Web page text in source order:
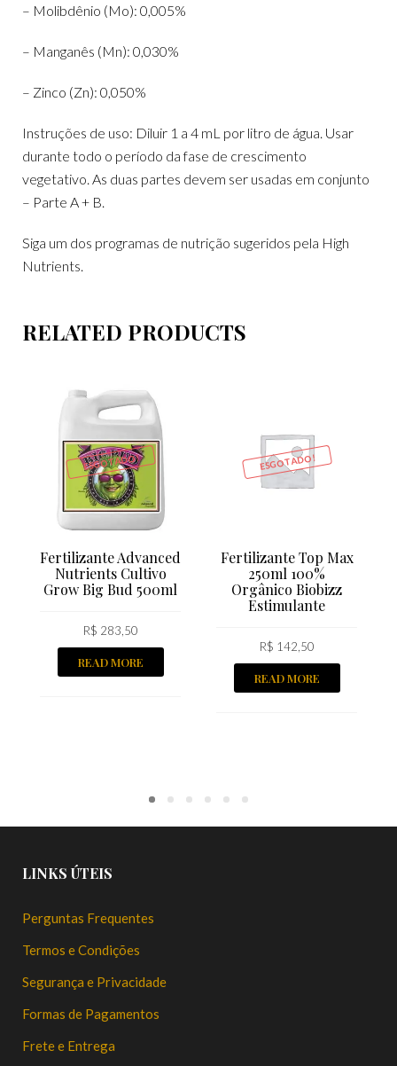
– Molibdênio (Mo): 0,005%
– Manganês (Mn): 0,030%
– Zinco (Zn): 0,050%
Instruções de uso: Diluir 1 a 4 mL por litro de água. Usar
durante todo o período da fase de crescimento
vegetativo. As duas partes devem ser usadas em conjunto
– Parte A + B.
Siga um dos programas de nutrição sugeridos pela High
Nutrients.
RELATED PRODUCTS
ESGOTADO!
Fertilizante Advanced
Nutrients Cultivo
Grow Big Bud 500ml
R$ 283,50
READ MORE
ESGOTADO!
Fertilizante Top Max
250ml 100%
Orgânico Biobizz
Estimulante
R$ 142,50
READ MORE
LINKS ÚTEIS
Perguntas Frequentes
Termos e Condições
Segurança e Privacidade
Formas de Pagamentos
Frete e Entrega